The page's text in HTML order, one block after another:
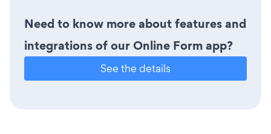
Need to know more about features and
integrations of our Online Form app?
See the details